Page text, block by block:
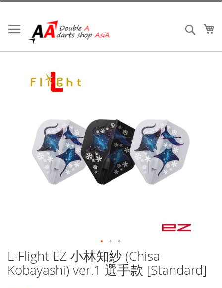
跳
內
容
搜索
L-Flight EZ 小林知紗 (Chisa
Kobayashi) ver.1 選手款 [Standard]
Skip
to
the